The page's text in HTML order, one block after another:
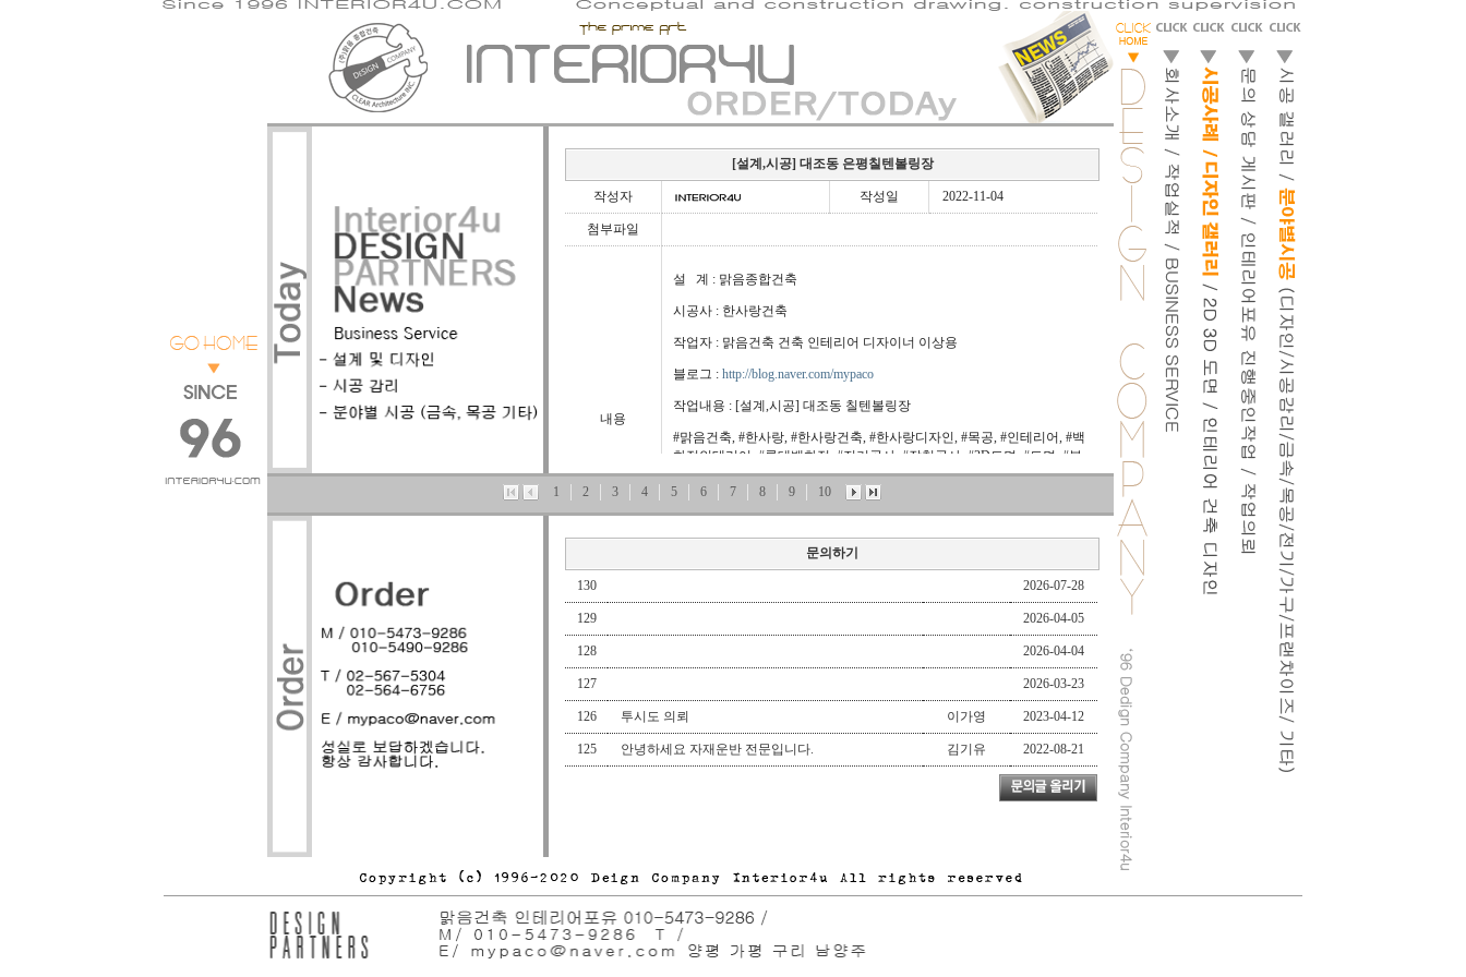
[설계,시공] 대조동 은평칠텐볼링장
작성자 작성일 2022-11-04
첨부파일
내용
설 계 : 맑음종합건축
시공사 : 한사랑건축
작업자 : 맑음건축 건축 인테리어 디자이너 이상용
블로그 : http://blog.naver.com/mypaco
작업내용 : [설계,시공] 대조동 칠텐볼링장
#맑음건축, #한사랑, #한사랑건축, #한사랑디자인, #목공, #인테리어, #백
화점인테리어, #롯데백화점, #전기공사, #잡철공사, #3D도면, #도면, #분
야별시공, #용접, #잡철, #맑음건축, #맑음종합건축,#인테리어포유,#인
테리어
디자이너 이성령, #설계대행, #도면대행
테리어,#병원인테리어,#한의원인테리어,#3D투시도,#2D평면도,#투시
다음글
이전글
1 2 3 4 5 6 7 8 9 10
문의하기
130 2026-07-28
129 2026-04-05
128 2026-04-04
127 2026-03-23
126 투시도 의뢰 이가영 2023-04-12
125 안녕하세요 자재운반 전문입니다. 김기유 2022-08-21